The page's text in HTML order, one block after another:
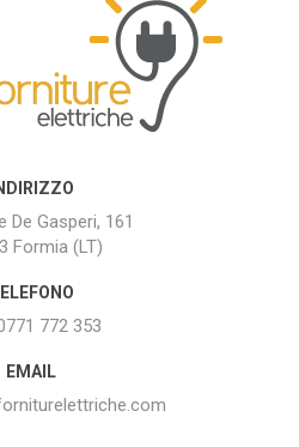
De Gasperi, 161
Formia (LT)
772 353
EMAIL